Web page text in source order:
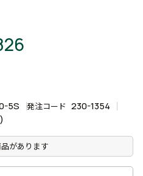
5S 発注コード 230-1354
があります